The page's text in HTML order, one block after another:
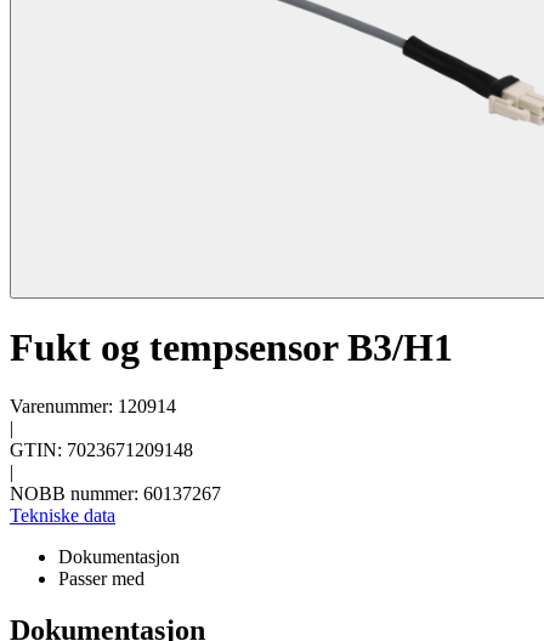
Fukt og tempsensor B3/H1
Varenummer: 120914
|
GTIN: 7023671209148
|
NOBB nummer: 60137267
Tekniske data
Dokumentasjon
Passer med
Dokumentasjon